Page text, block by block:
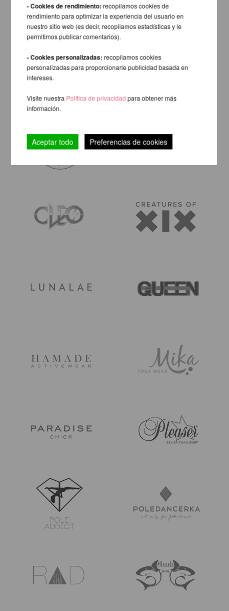
- Cookies de rendimiento: recopilamos cookies de
rendimiento para optimizar la experiencia del usuario en
nuestro sitio web (es decir, recopilamos estadísticas y le
permitimos publicar comentarios).
- Cookies personalizadas: recopilamos cookies
personalizadas para proporcionarle publicidad basada en
intereses.
Visite nuestra Política de privacidadpara obtener más
información.
Aceptar todo Preferencias de cookies